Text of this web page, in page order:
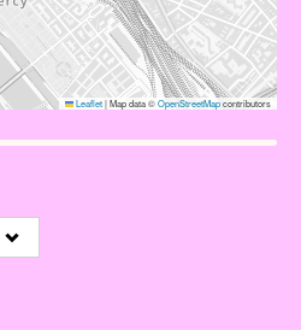
Leaflet|Map data ©OpenStreetMapcontributors